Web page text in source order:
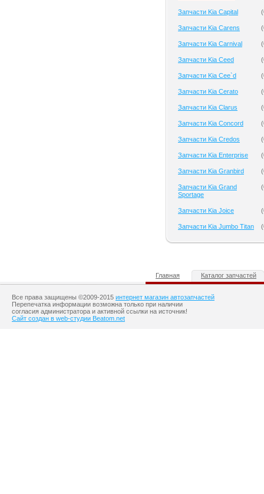
Запчасти Kia Capital (
Запчасти Kia Carens (
Запчасти Kia Carnival (
Запчасти Kia Ceed (
Запчасти Kia Cee`d (
Запчасти Kia Cerato (
Запчасти Kia Clarus (
Запчасти Kia Concord (
Запчасти Kia Credos (
Запчасти Kia Enterprise (
Запчасти Kia Granbird (
Запчасти Kia Grand
Sportage
(
Запчасти Kia Joice (
Запчасти Kia Jumbo Titan (
Главная Каталог запчастей
Все права защищены ©2009-2015 интернет магазин автозапчастей
Перепечатка информации возможна только при наличии
согласия администратора и активной ссылки на источник!
Сайт создан в web-студии Beatom.net